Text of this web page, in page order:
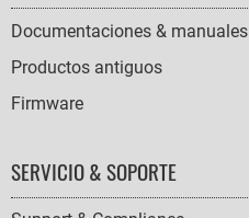
Documentaciones & manuales
Productos antiguos
Firmware
SERVICIO & SOPORTE